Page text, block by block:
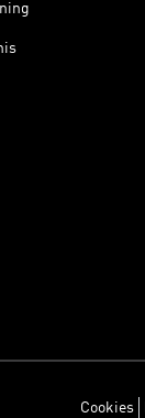
Cookies